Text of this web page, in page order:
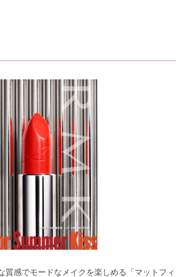
感でモードなメイクを楽しめる「マットフィ